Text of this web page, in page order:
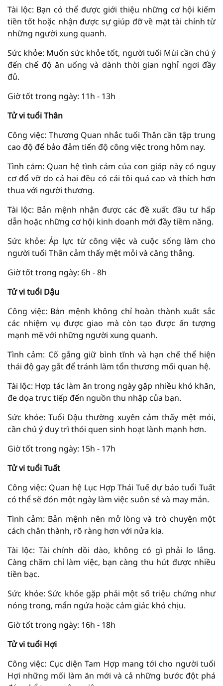
Tài lộc: Bạn có thể được giới thiệu những cơ hội kiếm
tiền tốt hoặc nhận được sự giúp đỡ về mặt tài chính từ
những người xung quanh.
Sức khỏe: Muốn sức khỏe tốt, người tuổi Mùi cần chú ý
đến chế độ ăn uống và dành thời gian nghỉ ngơi đầy
đủ.
Giờ tốt trong ngày: 11h - 13h
Tử vi tuổi Thân
Công việc: Thương Quan nhắc tuổi Thân cần tập trung
cao độ để bảo đảm tiến độ công việc trong hôm nay.
Tình cảm: Quan hệ tình cảm của con giáp này có nguy
cơ đổ vỡ do cả hai đều có cái tôi quá cao và thích hơn
thua với người thương.
Tài lộc: Bản mệnh nhận được các đề xuất đầu tư hấp
dẫn hoặc những cơ hội kinh doanh mới đầy tiềm năng.
Sức khỏe: Áp lực từ công việc và cuộc sống làm cho
người tuổi Thân cảm thấy mệt mỏi và căng thẳng.
Giờ tốt trong ngày: 6h - 8h
Tử vi tuổi Dậu
Công việc: Bản mệnh không chỉ hoàn thành xuất sắc
các nhiệm vụ được giao mà còn tạo được ấn tượng
mạnh mẽ với những người xung quanh.
Tình cảm: Cố gắng giữ bình tĩnh và hạn chế thể hiện
thái độ gay gắt để tránh làm tổn thương mối quan hệ.
Tài lộc: Hợp tác làm ăn trong ngày gặp nhiều khó khăn,
đe dọa trực tiếp đến nguồn thu nhập của bạn.
Sức khỏe: Tuổi Dậu thường xuyên cảm thấy mệt mỏi,
cần chú ý duy trì thói quen sinh hoạt lành mạnh hơn.
Giờ tốt trong ngày: 15h - 17h
Tử vi tuổi Tuất
Công việc: Quan hệ Lục Hợp Thái Tuế dự báo tuổi Tuất
có thể sẽ đón một ngày làm việc suôn sẻ và may mắn.
Tình cảm: Bản mệnh nên mở lòng và trò chuyện một
cách chân thành, rõ ràng hơn với nửa kia.
Tài lộc: Tài chính dồi dào, không có gì phải lo lắng.
Càng chăm chỉ làm việc, bạn càng thu hút được nhiều
tiền bạc.
Sức khỏe: Sức khỏe gặp phải một số triệu chứng như
nóng trong, mẩn ngứa hoặc cảm giác khó chịu.
Giờ tốt trong ngày: 16h - 18h
Tử vi tuổi Hợi
Công việc: Cục diện Tam Hợp mang tới cho người tuổi
Hợi những mối làm ăn mới và cả những bước đột phá